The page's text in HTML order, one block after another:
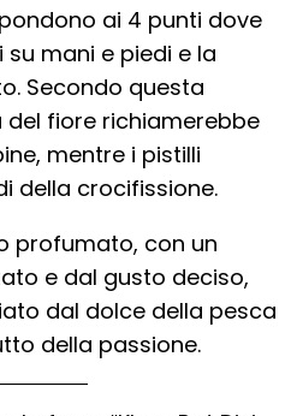
ai 4 punti dove
mani e piedi e la
Secondo questa
del fiore richiamerebbe
mentre i pistilli
della crocifissione.
profumato, con un
e dal gusto deciso,
dal dolce della pesca
della passione.